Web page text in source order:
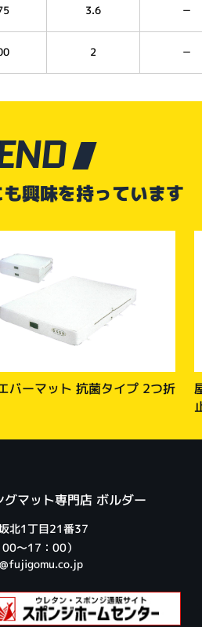
3.6 －
2 －
興味を持っています
バーマット 抗菌タイプ 2つ折
マット専門店 ボルダー
北1丁目21番37
00～17：00）